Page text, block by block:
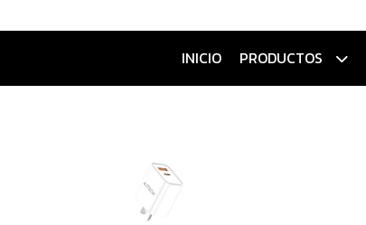
INICIO PRODUCTOS